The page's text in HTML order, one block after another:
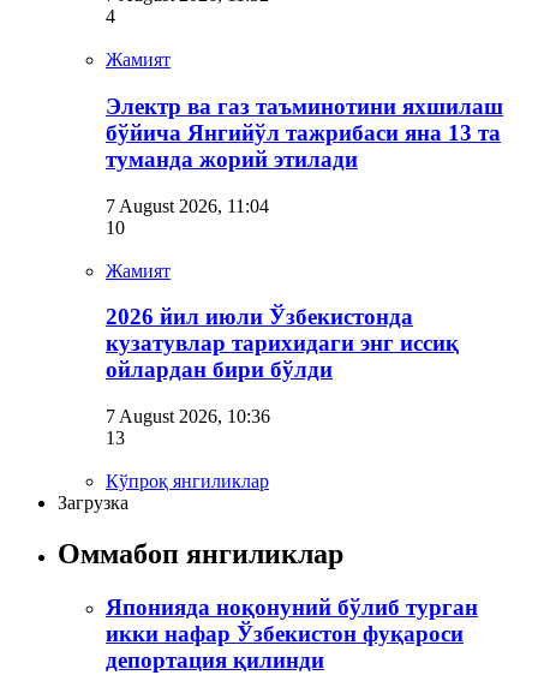
4
Жамият
Электр ва газ таъминотини яхшилаш
бўйича Янгийўл тажрибаси яна 13 та
туманда жорий этилади
7 August 2026, 11:04
10
Жамият
2026 йил июли Ўзбекистонда
кузатувлар тарихидаги энг иссиқ
ойлардан бири бўлди
7 August 2026, 10:36
13
Кўпроқ янгиликлар
Загрузка
Оммабоп янгиликлар
Японияда ноқонуний бўлиб турган
икки нафар Ўзбекистон фуқароси
депортация қилинди